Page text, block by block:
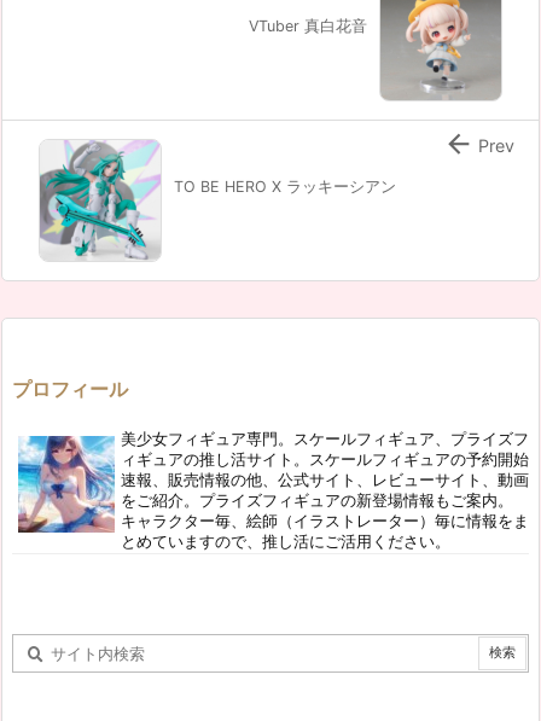
VTuber 真白花音
TO BE HERO X ラッキーシアン
 Prev
プロフィール
美少女フィギュア専門。スケールフィギュア、プライズフ
ィギュアの推し活サイト。スケールフィギュアの予約開始
速報、販売情報の他、公式サイト、レビューサイト、動画
をご紹介。プライズフィギュアの新登場情報もご案内。
キャラクター毎、絵師（イラストレーター）毎に情報をま
とめていますので、推し活にご活用ください。